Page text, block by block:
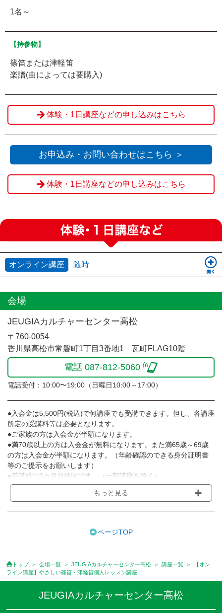
1名～
【持参物】
篠笛または津軽笛
楽譜(曲によっては要購入)
体験・1日講座などの申し込みはこちら
お申込み・お問い合わせはこちら ＞
体験・1日講座などの申し込みはこちら
オンライン講座 随時
会場
JEUGIAカルチャーセンター高松
〒760-0054
香川県高松市常磐町1丁目3番地1 瓦町FLAG10階
電話 087-812-5060
電話受付：10:00〜19:00（日曜日10:00～17:00）
●入会金は5,500円(税込)で何講座でも受講できます。但し、各講座
所定の受講料等は必要となります。
●ご家族の方は入会金が半額になります。
●満70歳以上の方は入会金が無料になります。また満65歳～69歳
の方は入会金が半額になります。（年齢確認のできる身分証明書
等のご提示をお願いします）
●受講料は3カ月前納制です。（一部講座を除く）
●受講料には運営費として１講座につき月額770円(税込)が含まれ
ております。また一部の講座では別途傷害保険料も含まれており
用は含まれておりません。
のでご確認ください。
●参加人数が一定に満たない場合、体験や講座開講を中止または延
期することがあります。
●その他、詳しい内容については、ご入会時にご説明をさせていた
だきます。
もっと見る
ページTOP
トップ 会場一覧 JEUGIAカルチャーセンター高松 講座一覧
【オン
ライン講座】やさしい篠笛・津軽笛個人レッスン講座
JEUGIAカルチャーセンター高松